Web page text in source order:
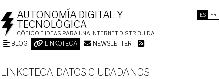
ES FR
AUTONOMÍA DIGITAL Y
TECNOLÓGICA
CÓDIGO E IDEAS PARA UNA INTERNET DISTRIBUIDA
BLOG LINKOTECA NEWSLETTER
LINKOTECA. DATOS CIUDADANOS